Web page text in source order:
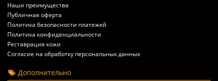
Наши преимущества
Публичная оферта
Политика безопасности платежей
Политика конфиденциальности
Реставрация кожи
Согласие на обработку персональных данных
Дополнительно